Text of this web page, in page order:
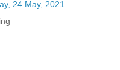
24 May, 2021